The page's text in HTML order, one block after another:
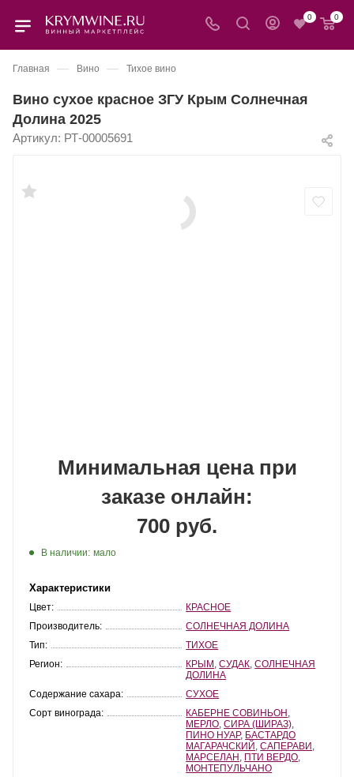
0 0
Главная — Вино — Тихое вино
Вино сухое красное ЗГУ Крым Солнечная
Долина 2025
Артикул: РТ-00005691
Минимальная цена при
заказе онлайн:
700 руб.
В наличии: мало
Характеристики
Цвет:
КРАСНОЕ
Производитель:
СОЛНЕЧНАЯ ДОЛИНА
Тип:
ТИХОЕ
Регион:
КРЫМ ,СУДАК ,СОЛНЕЧНАЯ
ДОЛИНА
Содержание сахара:
СУХОЕ
Сорт винограда:
КАБЕРНЕ СОВИНЬОН
МЕРЛО ,СИРА (ШИРАЗ)
ПИНО НУАР, БАСТАРДО
МАГАРАЧСКИЙ ,САПЕРАВИ
МАРСЕЛАН ПТИ ВЕРДО
МОНТЕПУЛЬЧАНО